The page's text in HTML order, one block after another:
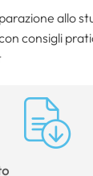
allo
consigli